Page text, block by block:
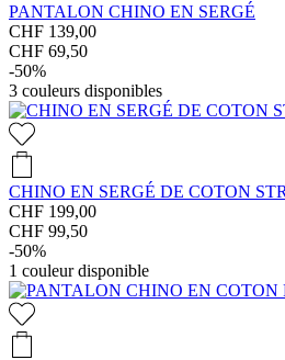
PANTALON CHINO EN SERGÉ
CHF 139,00
CHF 69,50
-50%
3 couleurs disponibles
CHINO EN SERGÉ DE COTON
CHF 199,00
CHF 99,50
-50%
1 couleur disponible